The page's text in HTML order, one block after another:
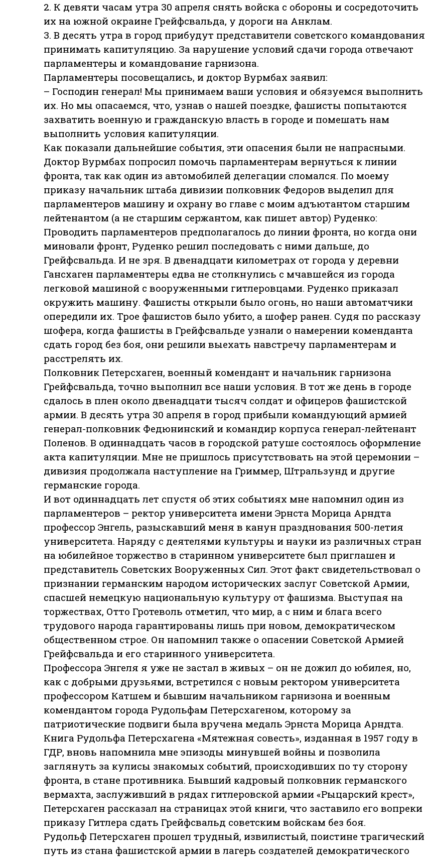
2. К девяти часам утра 30 апреля снять войска с обороны и сосредоточить
их на южной окраине Грейфсвальда, у дороги на Анклам.
3. В десять утра в город прибудут представители советского командования
принимать капитуляцию. За нарушение условий сдачи города отвечают
парламентеры и командование гарнизона.
Парламентеры посовещались, и доктор Вурмбах заявил:
– Господин генерал! Мы принимаем ваши условия и обязуемся выполнить
их. Но мы опасаемся, что, узнав о нашей поездке, фашисты попытаются
захватить военную и гражданскую власть в городе и помешать нам
выполнить условия капитуляции.
Как показали дальнейшие события, эти опасения были не напрасными.
Доктор Вурмбах попросил помочь парламентерам вернуться к линии
фронта, так как один из автомобилей делегации сломался. По моему
приказу начальник штаба дивизии полковник Федоров выделил для
парламентеров машину и охрану во главе с моим адъютантом старшим
лейтенантом (а не старшим сержантом, как пишет автор) Руденко:
Проводить парламентеров предполагалось до линии фронта, но когда они
миновали фронт, Руденко решил последовать с ними дальше, до
Грейфсвальда. И не зря. В двенадцати километрах от города у деревни
Гансхаген парламентеры едва не столкнулись с мчавшейся из города
легковой машиной с вооруженными гитлеровцами. Руденко приказал
окружить машину. Фашисты открыли было огонь, но наши автоматчики
опередили их. Трое фашистов было убито, а шофер ранен. Судя по рассказу
шофера, когда фашисты в Грейфсвальде узнали о намерении коменданта
сдать город без боя, они решили выехать навстречу парламентерам и
расстрелять их.
Полковник Петерсхаген, военный комендант и начальник гарнизона
Грейфсвальда, точно выполнил все наши условия. В тот же день в городе
сдалось в плен около двенадцати тысяч солдат и офицеров фашистской
армии. В десять утра 30 апреля в город прибыли командующий армией
генерал-полковник Федюнинский и командир корпуса генерал-лейтенант
Поленов. В одиннадцать часов в городской ратуше состоялось оформление
акта капитуляции. Мне не пришлось присутствовать на этой церемонии –
дивизия продолжала наступление на Гриммер, Штральзунд и другие
германские города.
И вот одиннадцать лет спустя об этих событиях мне напомнил один из
парламентеров – ректор университета имени Эрнста Морица Арндта
профессор Энгель, разыскавший меня в канун празднования 500-летия
университета. Наряду с деятелями культуры и науки из различных стран
на юбилейное торжество в старинном университете был приглашен и
представитель Советских Вооруженных Сил. Этот факт свидетельствовал о
признании германским народом исторических заслуг Советской Армии,
спасшей немецкую национальную культуру от фашизма. Выступая на
торжествах, Отто Гротеволь отметил, что мир, а с ним и блага всего
трудового народа гарантированы лишь при новом, демократическом
общественном строе. Он напомнил также о опасении Советской Армией
Грейфсвальда и его старинного университета.
Профессора Энгеля я уже не застал в живых – он не дожил до юбилея, но,
как с добрыми друзьями, встретился с новым ректором университета
профессором Катшем и бывшим начальником гарнизона и военным
комендантом города Рудольфам Петерсхагеном, которому за
патриотические подвиги была вручена медаль Эрнста Морица Арндта.
Книга Рудольфа Петерсхагена «Мятежная совесть», изданная в 1957 году в
ГДР, вновь напомнила мне эпизоды минувшей войны и позволила
заглянуть за кулисы знакомых событий, происходивших по ту сторону
фронта, в стане противника. Бывший кадровый полковник германского
вермахта, заслуживший в рядах гитлеровской армии «Рыцарский крест»,
Петерсхаген рассказал на страницах этой книги, что заставило его вопреки
приказу Гитлера сдать Грейфсвальд советским войскам без боя.
Рудольф Петерсхаген прошел трудный, извилистый, поистине трагический
путь из стана фашистской армии в лагерь создателей демократического